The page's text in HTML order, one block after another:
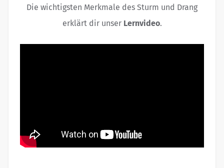
Die wichtigsten Merkmale des Sturm und Drang
erklärt dir unser Lernvideo.